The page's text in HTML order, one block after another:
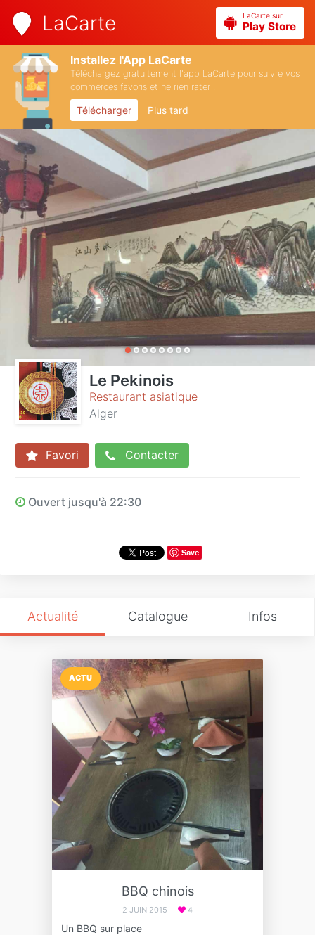
LaCarte LaCarte sur
Play Store
Installez l'App LaCarte
Téléchargez gratuitement l'app LaCarte pour suivre vos
commerces favoris et ne rien rater !
Télécharger Plus tard
Le Pekinois
Restaurant asiatique
Alger
Favori Contacter
Ouvert jusqu'à 22:30
Save
Actualité Catalogue Infos
ACTU
BBQ chinois
2 JUIN 2015 4
Un BBQ sur place